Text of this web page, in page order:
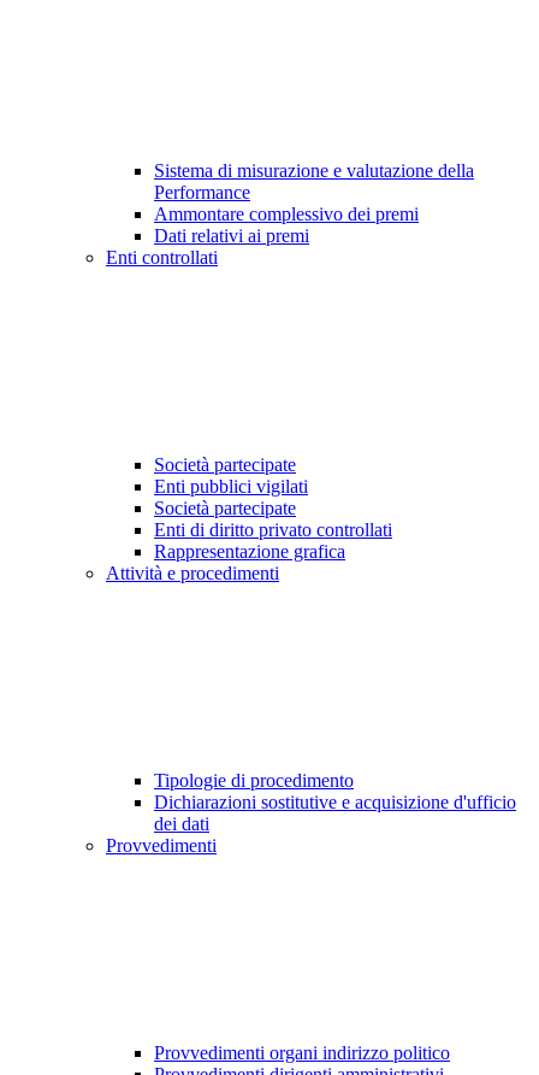
Sistema di misurazione e valutazione della
Performance
Ammontare complessivo dei premi
Dati relativi ai premi
Enti controllati
Società partecipate
Enti pubblici vigilati
Società partecipate
Enti di diritto privato controllati
Rappresentazione grafica
Attività e procedimenti
Tipologie di procedimento
Dichiarazioni sostitutive e acquisizione d'ufficio
dei dati
Provvedimenti
Provvedimenti organi indirizzo politico